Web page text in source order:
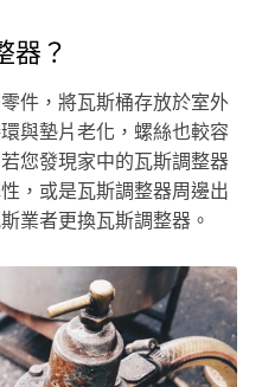
器？
件，將瓦斯桶存放於室外
與墊片老化，螺絲也較容
您發現家中的瓦斯調整器
，或是瓦斯調整器周邊出
業者更換瓦斯調整器。